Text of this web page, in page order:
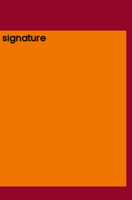
signature